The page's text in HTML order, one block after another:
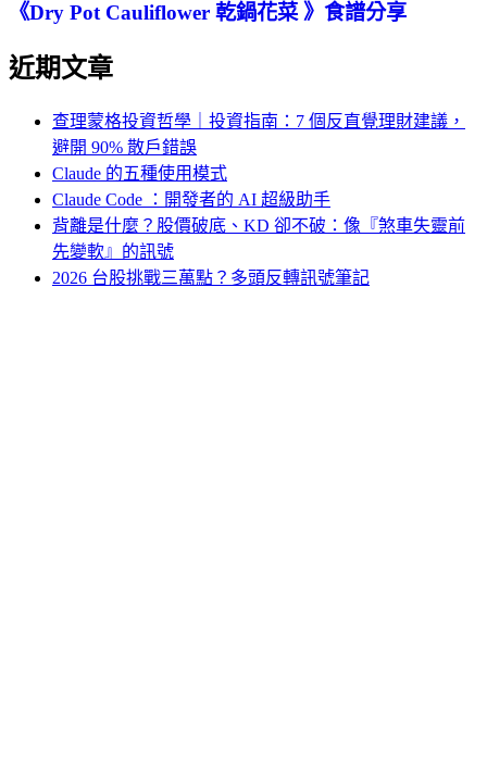
《Dry Pot Cauliflower 乾鍋花菜 》食譜分享
近期文章
查理蒙格投資哲學｜投資指南：7 個反直覺理財建議，
避開 90% 散戶錯誤
Claude 的五種使用模式
Claude Code ：開發者的 AI 超級助手
背離是什麼？股價破底、KD 卻不破：像『煞車失靈前
先變軟』的訊號
2026 台股挑戰三萬點？多頭反轉訊號筆記